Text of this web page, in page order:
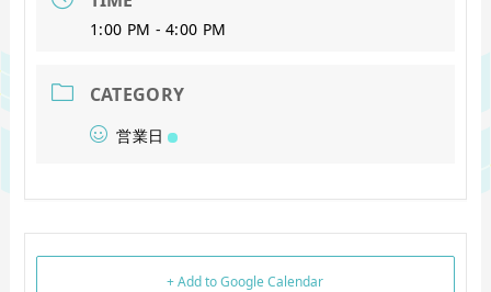
1:00 PM - 4:00 PM
CATEGORY
営業日
+ Add to Google Calendar